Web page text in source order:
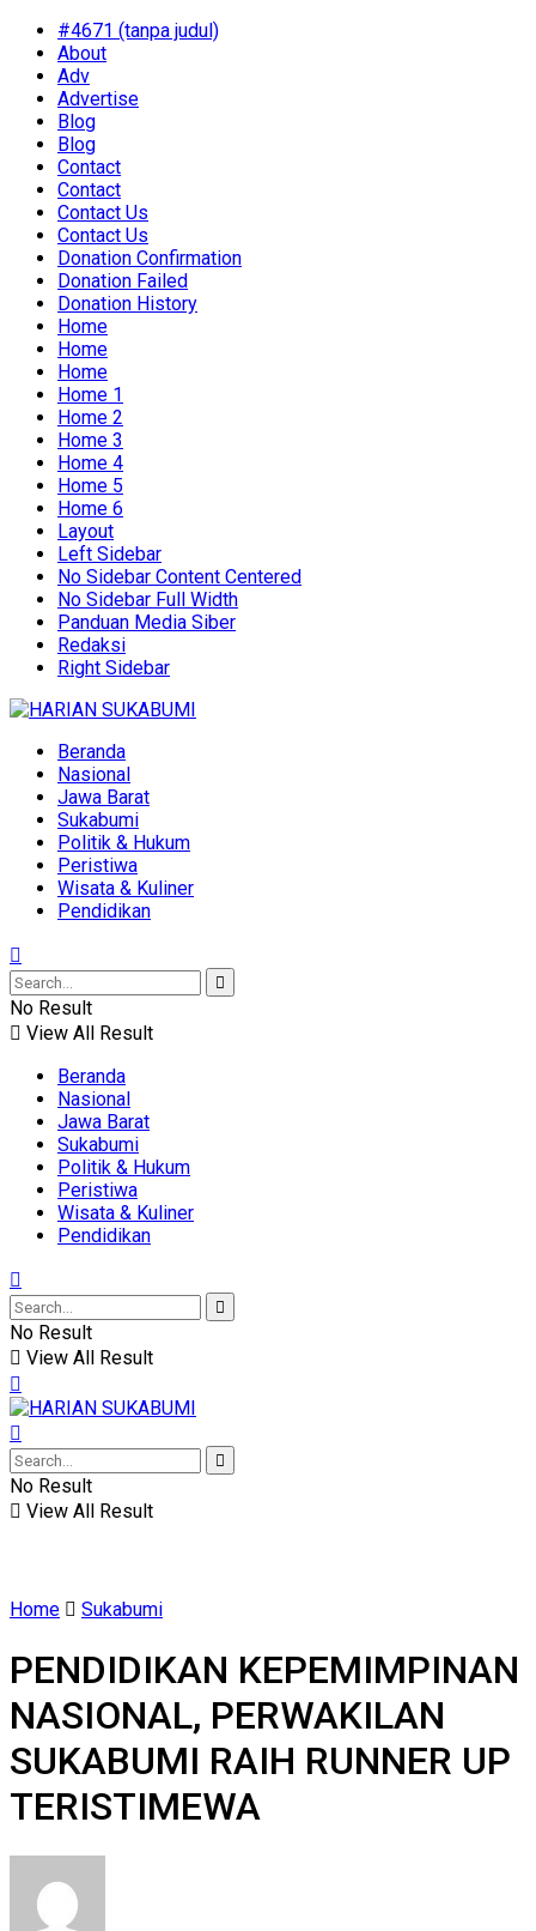
#4671 (tanpa judul)
About
Adv
Advertise
Blog
Blog
Contact
Contact
Contact Us
Contact Us
Donation Confirmation
Donation Failed
Donation History
Home
Home
Home
Home 1
Home 2
Home 3
Home 4
Home 5
Home 6
Layout
Left Sidebar
No Sidebar Content Centered
No Sidebar Full Width
Panduan Media Siber
Redaksi
Right Sidebar
Beranda
Nasional
Jawa Barat
Sukabumi
Politik & Hukum
Peristiwa
Wisata & Kuliner
Pendidikan
No Result
View All Result
Beranda
Nasional
Jawa Barat
Sukabumi
Politik & Hukum
Peristiwa
Wisata & Kuliner
Pendidikan
No Result
View All Result
No Result
View All Result
Home Sukabumi
PENDIDIKAN KEPEMIMPINAN
NASIONAL, PERWAKILAN
SUKABUMI RAIH RUNNER UP
TERISTIMEWA